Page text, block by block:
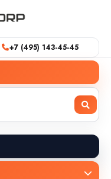
+7 (495) 143-45-45